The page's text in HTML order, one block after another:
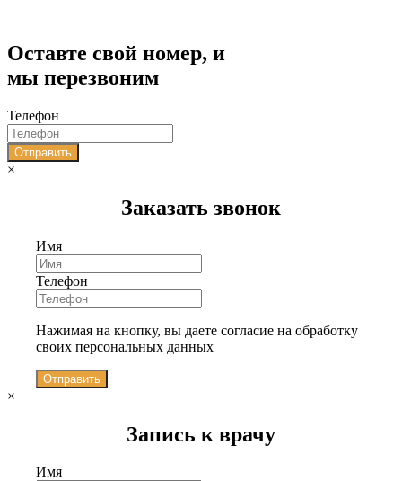
Оставте свой номер, и
мы перезвоним
Телефон
Отправить
×
Заказать звонок
Имя
Телефон
Нажимая на кнопку, вы даете согласие на обработку
своих персональных данных
Отправить
×
Запись к врачу
Имя